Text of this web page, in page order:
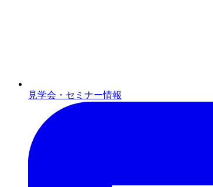
見学会・セミナー情報